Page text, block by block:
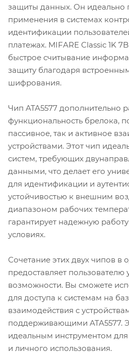
защиты данных. Он идеально
применения в системах
идентификации
платежах. MIFARE Classic 1K
быстрое считывание
защиту благодаря
шифрования.
Чип ATA5577 дополнительно
функциональность брелока,
пассивное, так и активное
устройствами. Этот чип
систем, требующих
данными, что делает его
для идентификации и
устойчивостью к внешним
диапазоном рабочих
гарантирует надежную
условиях.
Сочетание этих двух чипов в
предоставляет пользователю
возможности. Вы сможете
для доступа к системам на
взаимодействия с
поддерживающими ATA5577.
идеальным инструментом для
и личного использования.